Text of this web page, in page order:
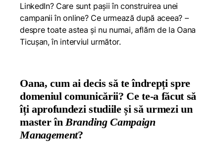
LinkedIn? Care sunt pașii în construirea unei
campanii în online? Ce urmează după aceea? –
despre toate astea și nu numai, aflăm de la Oana
Ticușan, în interviul următor.
Oana, cum ai decis să te îndrepți spre
domeniul comunicării? Ce te-a făcut să
îți aprofundezi studiile și să urmezi un
master înBranding Campaign
Management?